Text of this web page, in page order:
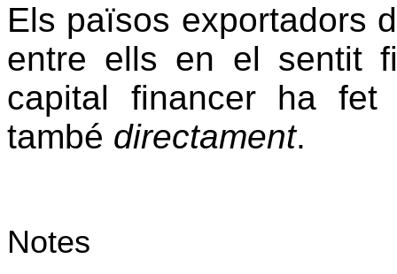
Els països exportadors
entre ells en el sentit
capital financer ha fet
també directament.
Notes